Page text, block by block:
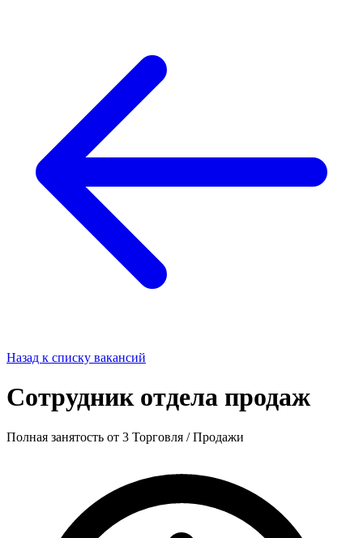
Назад к списку вакансий
Сотрудник отдела продаж
Полная занятость от 3 Торговля / Продажи